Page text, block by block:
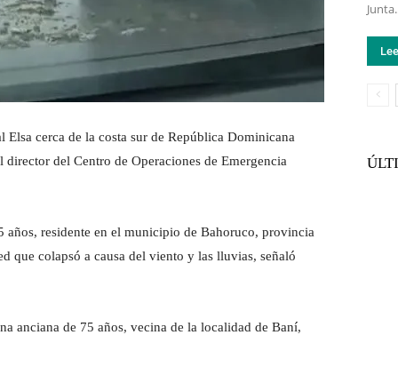
cerca de la costa sur de República Dominicana
del Centro de Operaciones de Emergencia
residente en el municipio de Bahoruco, provincia
que colapsó a causa del viento y las lluvias, señaló
anciana de 75 años, vecina de la localidad de Baní,